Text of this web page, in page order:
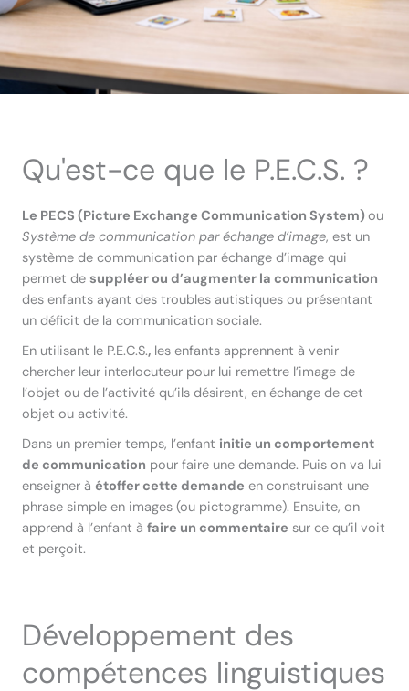
Qu'est-ce que le P.E.C.S. ?
Le PECS (Picture Exchange Communication System)ou
Système de communication par échange d’image, est un
système de communication par échange d’image qui
permet de suppléer ou d’augmenter la communication
des enfants ayant des troubles autistiques ou présentant
un déficit de la communication sociale.
En utilisant le P.E.C.S., les enfants apprennent à venir
chercher leur interlocuteur pour lui remettre l’image de
l’objet ou de l’activité qu’ils désirent, en échange de cet
objet ou activité.
Dans un premier temps, l’enfant initie un comportement
de communication pour faire une demande. Puis on va lui
enseigner à étoffer cette demande en construisant une
phrase simple en images (ou pictogramme). Ensuite, on
apprend à l’enfant à faire un commentaire sur ce qu’il voit
et perçoit.
Développement des
compétences linguistiques